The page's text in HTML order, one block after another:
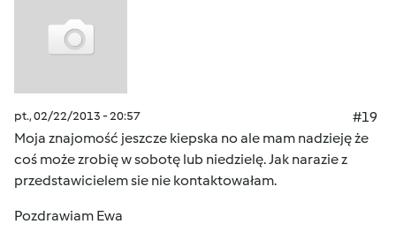
pt., 02/22/2013 - 20:57
#19
Moja znajomość jeszcze kiepska no ale mam nadzieję że
coś może zrobię w sobotę lub niedzielę. Jak narazie z
przedstawicielem sie nie kontaktowałam.
Pozdrawiam Ewa